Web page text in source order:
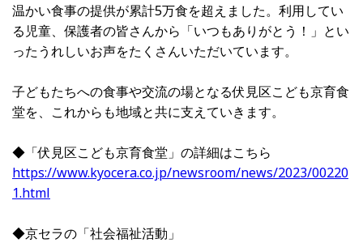
温かい食事の提供が累計5万食を超えました。利用してい
る児童、保護者の皆さんから「いつもありがとう！」とい
ったうれしいお声をたくさんいただいています。
子どもたちへの食事や交流の場となる伏見区こども京育食
堂を、これからも地域と共に支えていきます。
◆「伏見区こども京育食堂」の詳細はこちら
https://www.kyocera.co.jp/newsroom/news/2023/00220
1.html
◆京セラの「社会福祉活動」